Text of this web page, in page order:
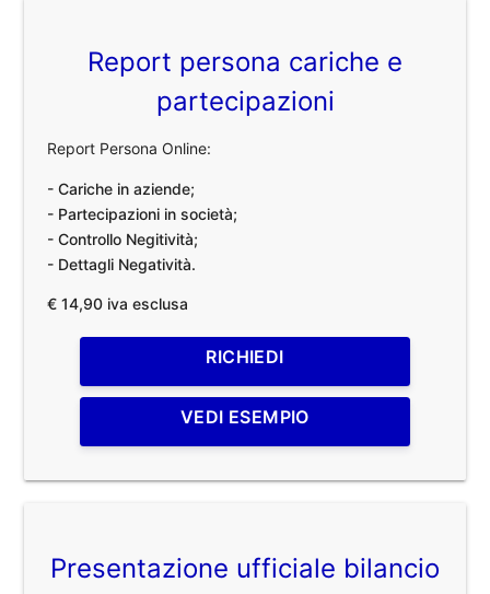
Report persona cariche e
partecipazioni
Report Persona Online:
- Cariche in aziende;
- Partecipazioni in società;
- Controllo Negitività;
- Dettagli Negatività.
€ 14,90 iva esclusa
RICHIEDI
VEDI ESEMPIO
Presentazione ufficiale bilancio